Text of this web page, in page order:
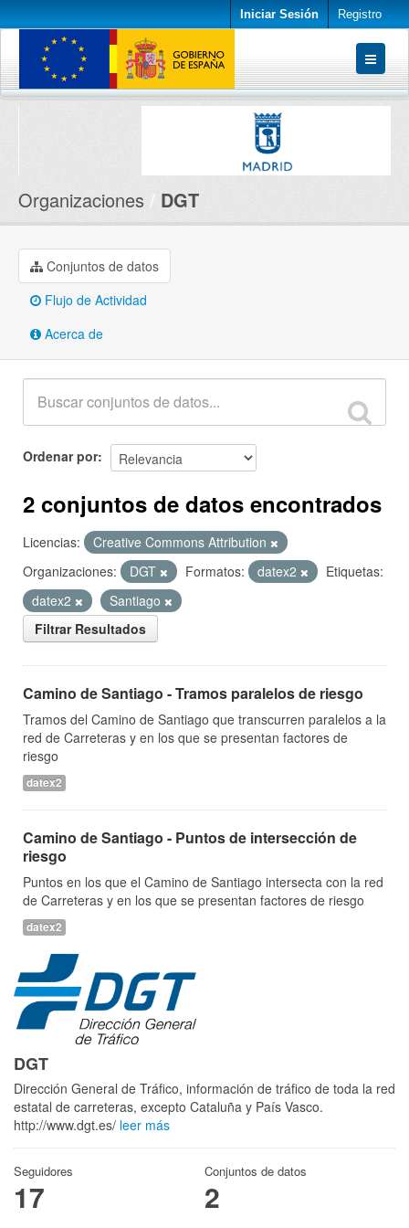
Iniciar Sesión Registro
Conjuntos de datos
Organizaciones DGT
Conjuntos de datos
Flujo de Actividad
Acerca de
Ordenar por
2 conjuntos de datos encontrados
Licencias:
Creative Commons Attribution
Organizaciones:
DGT Formatos: datex2
Etiquetas:
datex2
Santiago
Filtrar Resultados
Camino de Santiago - Tramos paralelos de riesgo
Tramos del Camino de Santiago que transcurren paralelos a la
red de Carreteras y en los que se presentan factores de
riesgo
datex2
Camino de Santiago - Puntos de intersección de
riesgo
Puntos en los que el Camino de Santiago intersecta con la red
de Carreteras y en los que se presentan factores de riesgo
datex2
DGT
Dirección General de Tráfico, información de tráfico de toda la red
estatal de carreteras, excepto Cataluña y País Vasco.
http://www.dgt.es/ leer más
Seguidores
17
Conjuntos de datos
2